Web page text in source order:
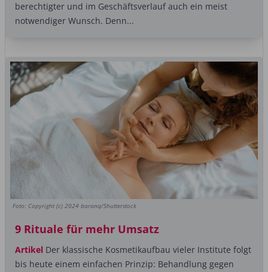
berechtigter und im Geschäftsverlauf auch ein meist
notwendiger Wunsch. Denn...
Foto: Copyright (c) 2024 baranq/Shutterstock
9 Rituale für mehr Umsatz
Artikel Der klassische Kosmetikaufbau vieler Institute folgt
bis heute einem einfachen Prinzip: Behandlung gegen